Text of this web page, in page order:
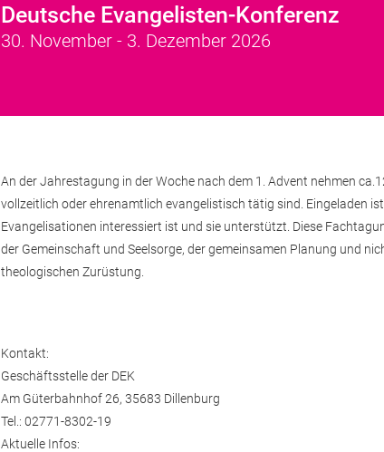
Deutsche Evangelisten-Konferenz
30. November - 3. Dezember 2026
An der Jahrestagung in der Woche nach dem 1. Advent nehmen
vollzeitlich oder ehrenamtlich evangelistisch tätig sind. Eingeladen
Evangelisationen interessiert ist und sie unterstützt. Diese
der Gemeinschaft und Seelsorge, der gemeinsamen Planung und
theologischen Zurüstung.
Kontakt:
Geschäftsstelle der DEK
Am Güterbahnhof 26, 35683 Dillenburg
Tel.: 02771-8302-19
Aktuelle Infos: